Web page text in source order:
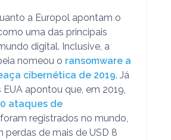
a Europol apontam o
uma das principais
digital. Inclusive, a
nomeou o ransomware a
cibernética de 2019. Já
apontou que, em 2019,
ataques de
registrados no mundo,
perdas de mais de USD 8